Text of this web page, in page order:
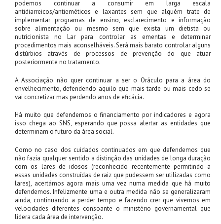
podemos continuar a consumir em larga escala
antidiarreicos/antieméticos e laxantes sem que alguém trate de
implementar programas de ensino, esclarecimento e informação
sobre alimentação ou mesmo sem que exista um dietista ou
nutricionista no Lar para controlar as ementas e determinar
procedimentos mais aconselháveis. Será mais barato controlar alguns
distúrbios através de processos de prevenção do que atuar
posteriormente no tratamento.
A Associação não quer continuar a ser o Oráculo para a área do
envelhecimento, defendendo aquilo que mais tarde ou mais cedo se
vai concretizar mas perdendo anos de eficácia.
Há muito que defendemos o financiamento por indicadores e agora
isso chega ao SNS, esperando que possa alertar as entidades que
determinam o futuro da área social.
Como no caso dos cuidados continuados em que defendemos que
não fazia qualquer sentido a distinção das unidades de longa duração
com os lares de idosos (reconhecido recentemente permitindo a
essas unidades construídas de raiz que pudessem ser utilizadas como
lares), acertámos agora mais uma vez numa medida que há muito
defendemos. Infelizmente uma e outra medida não se generalizaram
ainda, continuando a perder tempo e fazendo crer que vivemos em
velocidades diferentes consoante o ministério governamental que
lidera cada área de intervenção.